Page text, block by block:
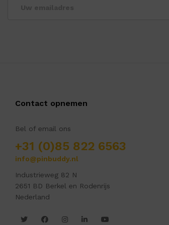
Contact opnemen
Bel of email ons
+31 (0)85 822 6563
info@pinbuddy.nl
Industrieweg 82 N
2651 BD Berkel en Rodenrijs
Nederland